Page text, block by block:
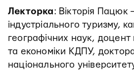
Лекторка: Вікторія Пацюк
індустріального туризму,
географічних наук,
та економіки КДПУ,
національного